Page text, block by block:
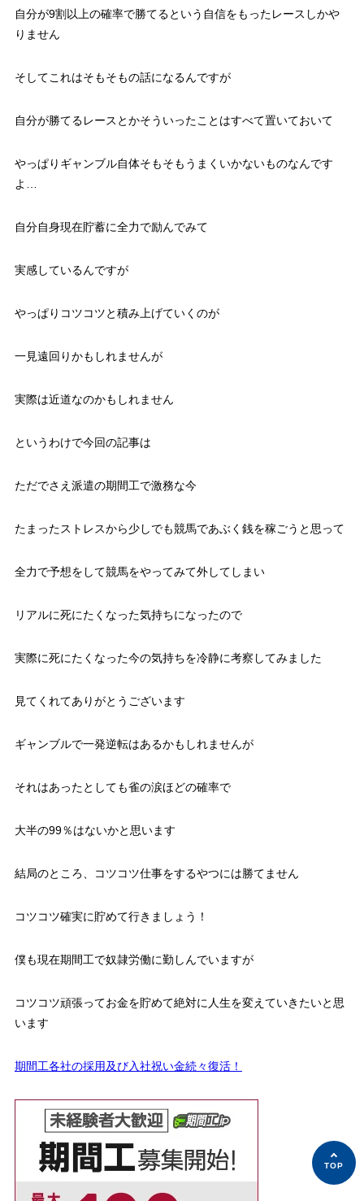
自分が9割以上の確率で勝てるという自信をもったレースしかや
りません
そしてこれはそもそもの話になるんですが
自分が勝てるレースとかそういったことはすべて置いておいて
やっぱりギャンブル自体そもそもうまくいかないものなんです
よ…
自分自身現在貯蓄に全力で励んでみて
実感しているんですが
やっぱりコツコツと積み上げていくのが
一見遠回りかもしれませんが
実際は近道なのかもしれません
というわけで今回の記事は
ただでさえ派遣の期間工で激務な今
たまったストレスから少しでも競馬であぶく銭を稼ごうと思って
全力で予想をして競馬をやってみて外してしまい
リアルに死にたくなった気持ちになったので
実際に死にたくなった今の気持ちを冷静に考察してみました
見てくれてありがとうございます
ギャンブルで一発逆転はあるかもしれませんが
それはあったとしても雀の涙ほどの確率で
大半の99％はないかと思います
結局のところ、コツコツ仕事をするやつには勝てません
コツコツ確実に貯めて行きましょう！
僕も現在期間工で奴隷労働に勤しんでいますが
コツコツ頑張ってお金を貯めて絶対に人生を変えていきたいと思
います
期間工各社の採用及び入社祝い金続々復活！